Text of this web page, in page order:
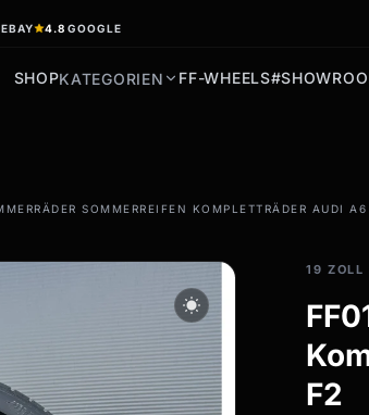
EBAY 4.8 GOOGLE
SHOPKATEGORIEN FF-WHEELS
filter_drama
Ganzjahresräder &
SOMMERREIFEN KOMPLETTRÄDER AUDI
wb_sunny
19 ZOLL
F2